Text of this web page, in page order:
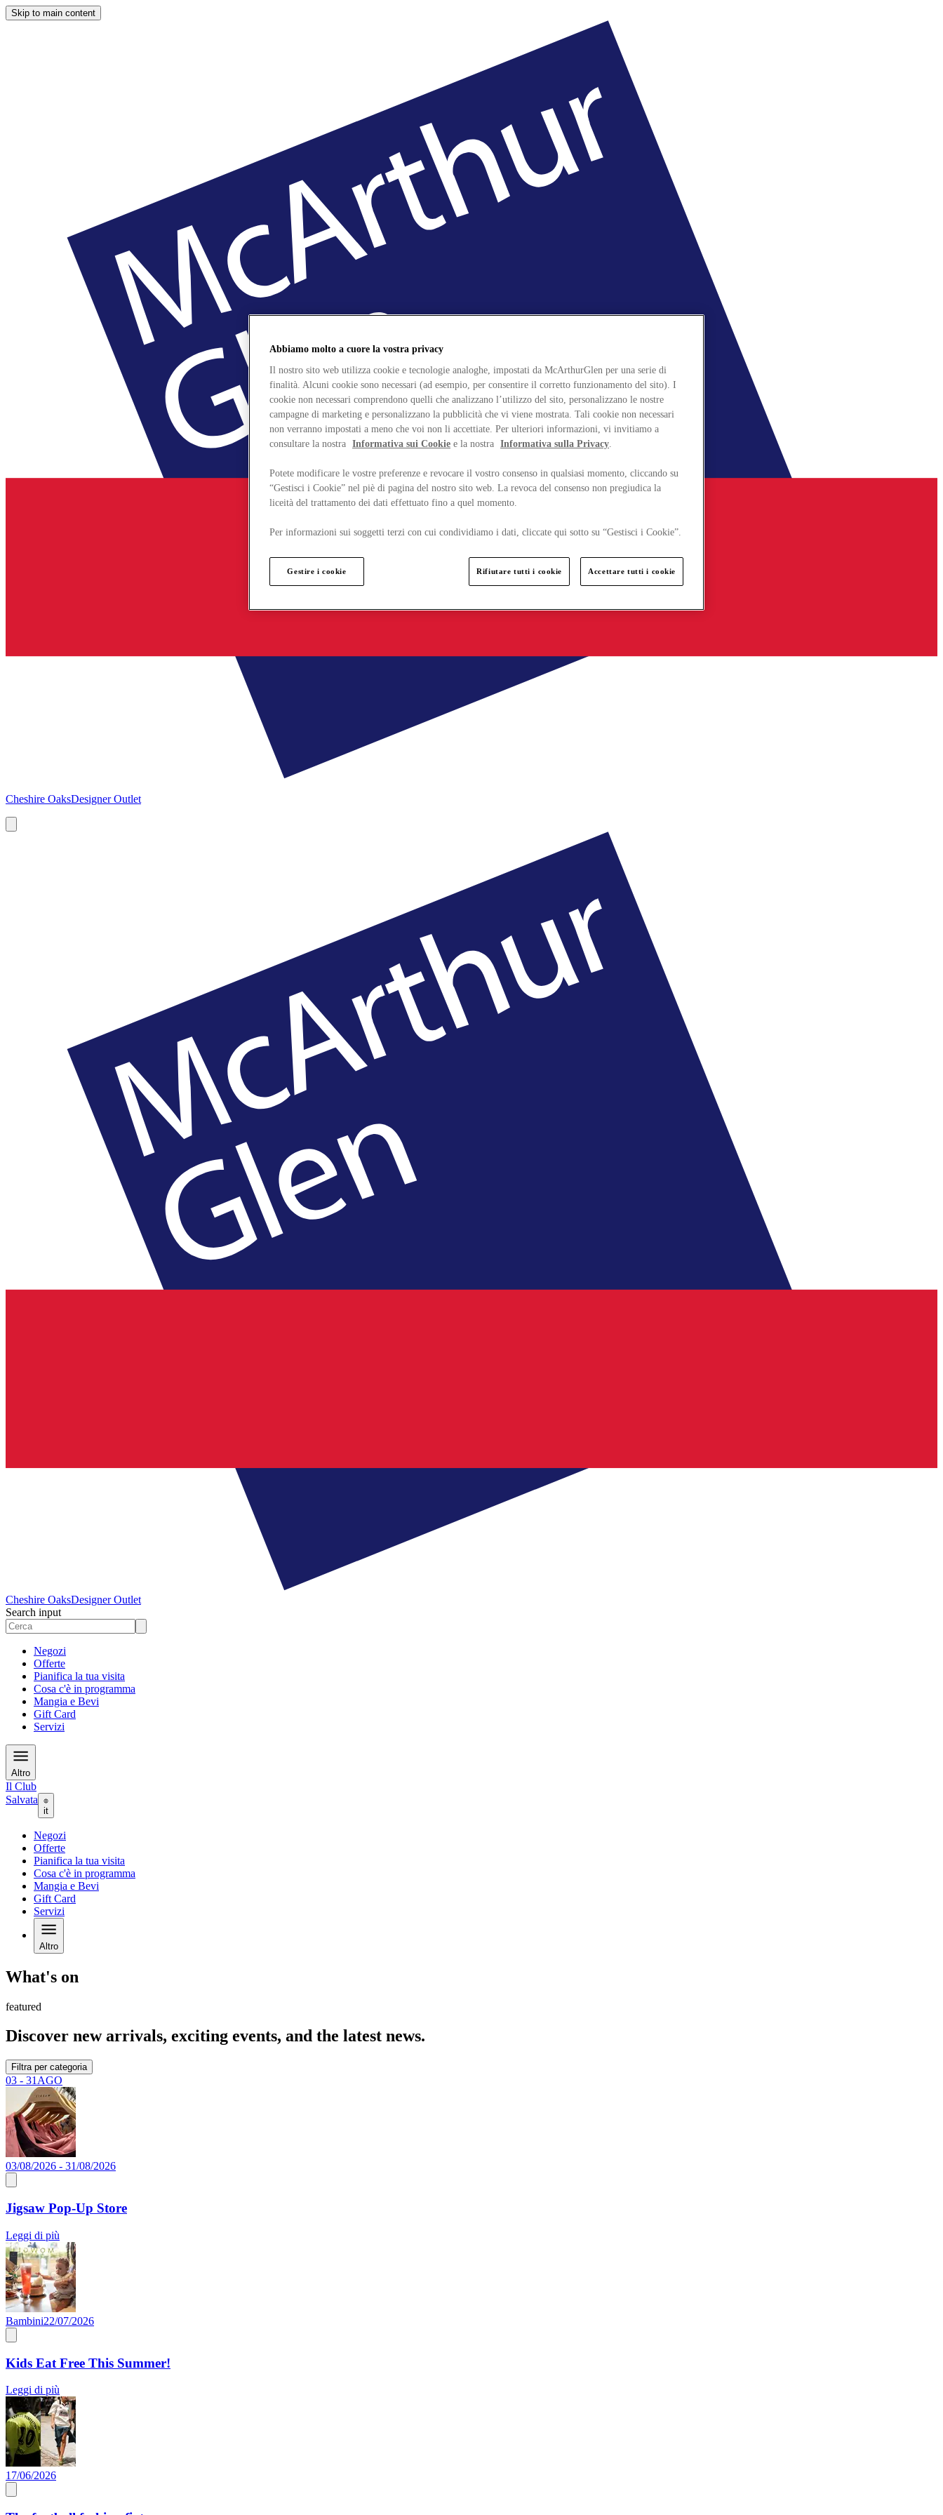
Skip to main content
Cheshire OaksDesigner Outlet
Cheshire OaksDesigner Outlet
Search input
Negozi
Offerte
Pianifica la tua visita
Cosa c'è in programma
Mangia e Bevi
Gift Card
Servizi
Altro
Il Club
Salvata
it
Negozi
Offerte
Pianifica la tua visita
Cosa c'è in programma
Mangia e Bevi
Gift Card
Servizi
Altro
What's on
featured
Discover new arrivals, exciting events, and the latest news.
Filtra per categoria
03 - 31 AGO
03/08/2026 - 31/08/2026
Jigsaw Pop-Up Store
Leggi di più
Bambini22/07/2026
Kids Eat Free This Summer!
Leggi di più
17/06/2026
Abbiamo molto a cuore la vostra privacy
Il nostro sito web utilizza cookie e tecnologie analoghe, impostati da McArthurGlen per una serie di
finalità. Alcuni cookie sono necessari (ad esempio, per consentire il corretto funzionamento del sito). I
cookie non necessari comprendono quelli che analizzano l’utilizzo del sito, personalizzano le nostre
campagne di marketing e personalizzano la pubblicità che vi viene mostrata. Tali cookie non necessari
non verranno impostati a meno che voi non li accettiate. Per ulteriori informazioni, vi invitiamo a
consultare la nostra Informativa sui Cookie e la nostra Informativa sulla Privacy.
Potete modificare le vostre preferenze e revocare il vostro consenso in qualsiasi momento, cliccando su
“Gestisci i Cookie” nel piè di pagina del nostro sito web. La revoca del consenso non pregiudica la
liceità del trattamento dei dati effettuato fino a quel momento.
Per informazioni sui soggetti terzi con cui condividiamo i dati, cliccate qui sotto su “Gestisci i Cookie”.
Gestire i cookie Rifiutare tutti i cookie Accettare tutti i cookie